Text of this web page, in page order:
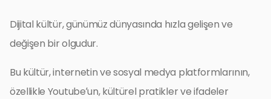
Dijital kültür, günümüz dünyasında hızla gelişen ve
değişen bir olgudur.
Bu kültür, internetin ve sosyal medya platformlarının,
özellikle Youtube’un, kültürel pratikler ve ifadeler